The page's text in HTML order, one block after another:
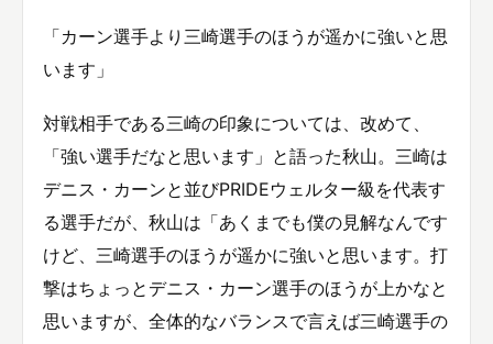
「カーン選手より三崎選手のほうが遥かに強いと思
います」
対戦相手である三崎の印象については、改めて、
「強い選手だなと思います」と語った秋山。三崎は
デニス・カーンと並びPRIDEウェルター級を代表す
る選手だが、秋山は「あくまでも僕の見解なんです
けど、三崎選手のほうが遥かに強いと思います。打
撃はちょっとデニス・カーン選手のほうが上かなと
思いますが、全体的なバランスで言えば三崎選手の